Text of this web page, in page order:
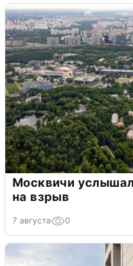
Москвичи
на взрыв
7 августа 0